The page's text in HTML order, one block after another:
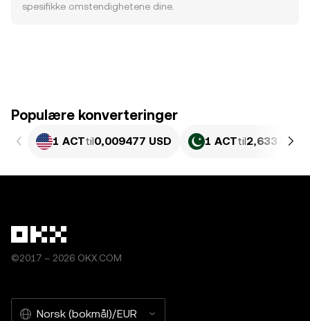
spesifikke omstendighetene dine.
Populære konverteringer
1 ACTtil0,009477 USD 1 ACTtil2,633 PKR
©2017 – 2026 OKX.COM
Norsk (bokmål)/EUR